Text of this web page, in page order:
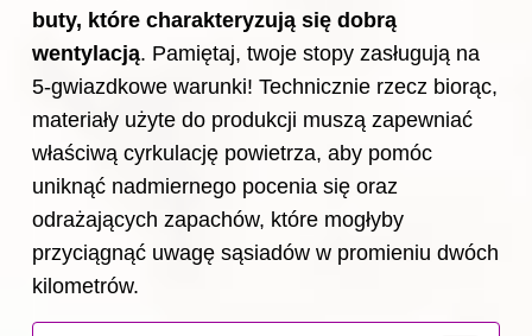
buty, które charakteryzują się dobrą
wentylacją. Pamiętaj, twoje stopy zasługują na
5-gwiazdkowe warunki! Technicznie rzecz biorąc,
materiały użyte do produkcji muszą zapewniać
właściwą cyrkulację powietrza, aby pomóc
uniknąć nadmiernego pocenia się oraz
odrażających zapachów, które mogłyby
przyciągnąć uwagę sąsiadów w promieniu dwóch
kilometrów.